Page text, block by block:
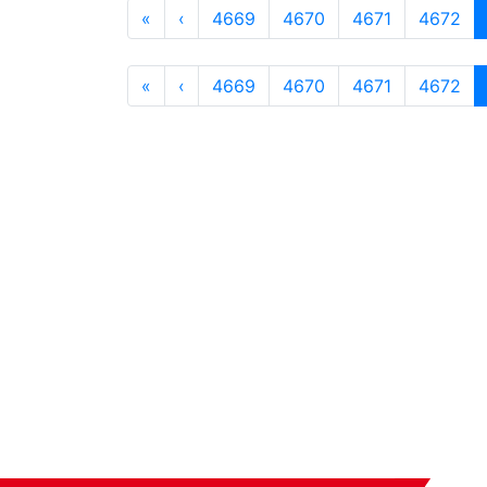
« ‹ 4669 4670 4671 4672
« ‹ 4669 4670 4671 4672